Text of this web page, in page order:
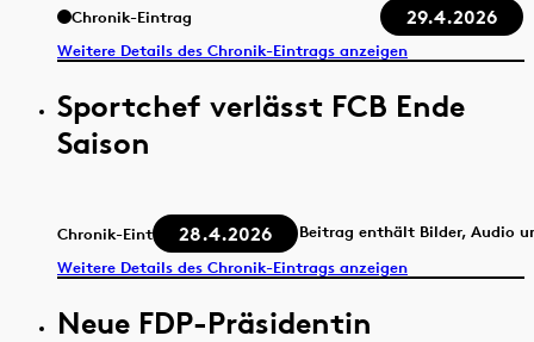
Chronik-Eintrag 29.4.2026
Weitere Details des Chronik-Eintrags anzeigen
Sportchef verlässt FCB Ende
Saison
Chronik-Eintrag 28.4.2026
Beitrag enthält Bilder, Audio
Weitere Details des Chronik-Eintrags anzeigen
Neue FDP-Präsidentin